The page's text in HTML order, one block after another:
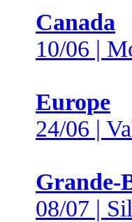
Canada
10/06 |
Europe
24/06 |
Grande-
08/07 |